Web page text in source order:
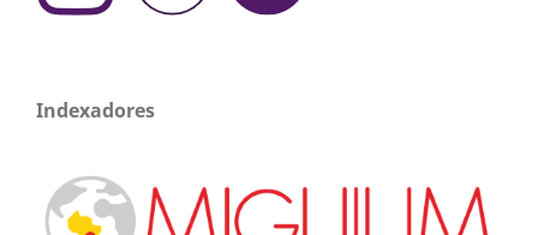
Indexadores